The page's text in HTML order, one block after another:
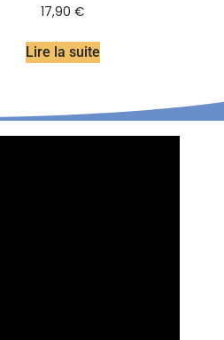
17,90 €
Lire la suite